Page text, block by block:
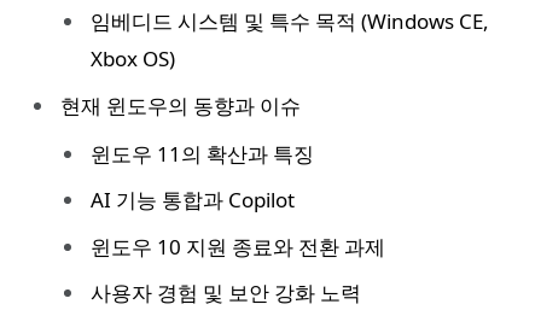
임베디드 시스템 및 특수 목적 (Windows CE,
Xbox OS)
현재 윈도우의 동향과 이슈
윈도우 11의 확산과 특징
AI 기능 통합과 Copilot
윈도우 10 지원 종료와 전환 과제
사용자 경험 및 보안 강화 노력